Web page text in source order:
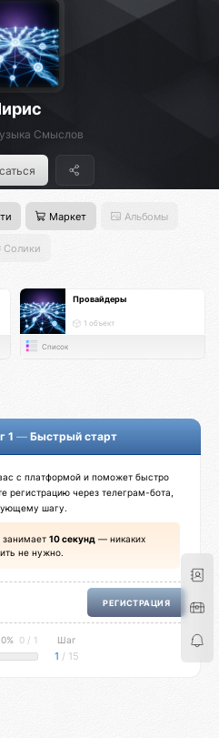
Смыслов
Маркет Альбомы
Солики
Провайдеры
1 объект
Список
1 — Быстрый старт
с платформой и поможет быстро
регистрацию через телеграм-бота,
шагу.
занимает 10 секунд — никаких
не нужно.
РЕГИСТРАЦИЯ
0 / 1 Шаг
1 / 15